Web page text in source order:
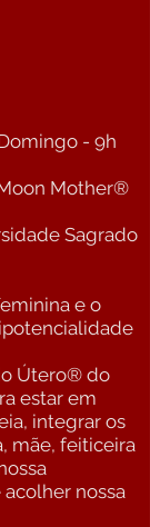
- 9h
Mother®
Sagrado
e o
Útero® do
estar em
integrar os
mãe, feiticeira
nossa